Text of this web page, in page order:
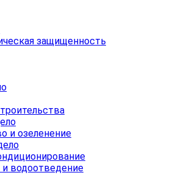
защищенность
и озеленение
водоотведение